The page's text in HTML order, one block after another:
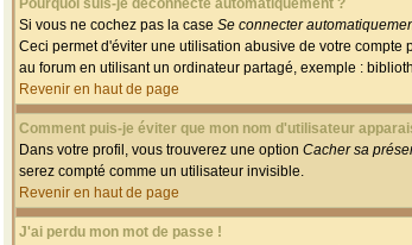
Pourquoi suis-je déconnecté automatiquement ?
Si vous ne cochez pas la case Se connecter
Ceci permet d'éviter une utilisation abusive de votre
au forum en utilisant un ordinateur partagé, exemple :
Revenir en haut de page
Comment puis-je éviter que mon nom d'utilisateur
Dans votre profil, vous trouverez une option Cacher sa
serez compté comme un utilisateur invisible.
Revenir en haut de page
J'ai perdu mon mot de passe !